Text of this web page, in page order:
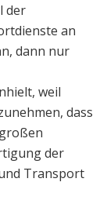
der
an
dann nur
weil
dass
der
Transport